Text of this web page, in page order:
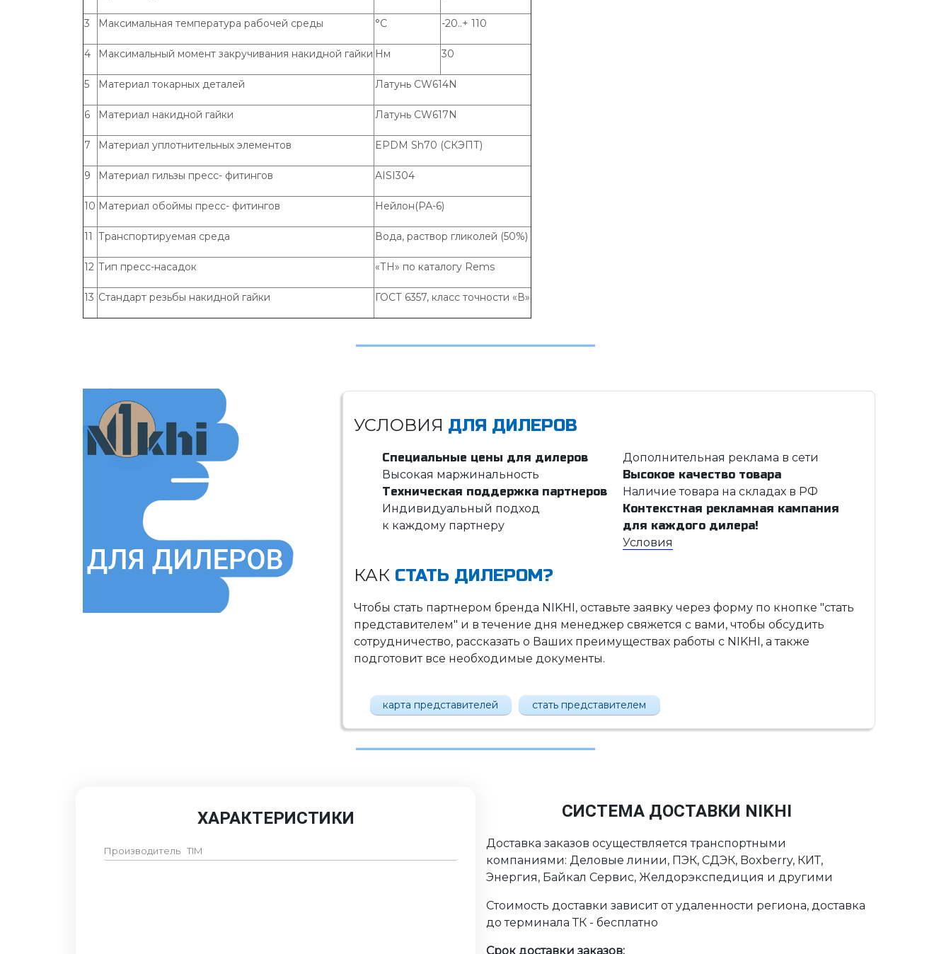
3 Максимальная температура рабочей среды °С -20..+ 110
4 Максимальный момент закручивания накидной гайки Нм 30
5 Материал токарных деталей Латунь CW614N
6 Материал накидной гайки Латунь CW617N
7 Материал уплотнительных элементов EPDM Sh70 (СКЭПТ)
9 Материал гильзы пресс- фитингов AISI304
10 Материал обоймы пресс- фитингов Нейлон(РА-6)
11 Транспортируемая среда Вода, раствор гликолей (50%)
12 Тип пресс-насадок «ТН» по каталогу Rems
13 Стандарт резьбы накидной гайки ГОСТ 6357, класс точности «В»
УСЛОВИЯ ДЛЯ ДИЛЕРОВ
Специальные цены для дилеров
Дополнительная реклама в сети
Высокая маржинальность
Высокое качество товара
Техническая поддержка партнеров
Наличие товара на складах в РФ
Индивидуальный подход
к каждому партнеру
Контекстная рекламная кампания
для каждого дилера!
Условия
КАКСТАТЬ ДИЛЕРОМ?
Чтобы стать партнером бренда NIKHI, оставьте заявку через форму по кнопке "стать
представителем" и в течение дня менеджер свяжется с вами, чтобы обсудить
сотрудничество, рассказать о Ваших преимуществах работы с NIKHI, а также
подготовит все необходимые документы.
карта представителей стать представителем
ХАРАКТЕРИСТИКИ
Производитель TIM
СИСТЕМА ДОСТАВКИ NIKHI
Доставка заказов осуществляется транспортными
компаниями: Деловые линии, ПЭК, СДЭК, Boxberry, КИТ,
Энергия, Байкал Сервис, Желдорэкспедиция и другими
Стоимость доставки зависит от удаленности региона, доставка
до терминала ТК - бесплатно
Срок доставки заказов: